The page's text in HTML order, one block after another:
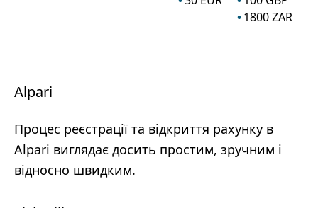
1800 ZAR
Alpari
Процес реєстрації та відкриття рахунку в
Alpari виглядає досить простим, зручним і
відносно швидким.